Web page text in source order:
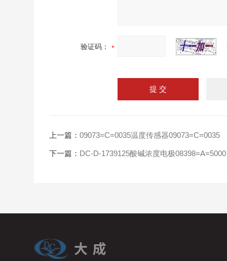
验证码：
上一篇：09073=C=0035温度传感器09073=C=0035
下一篇： DC-D-1739125酸碱浓度电极08398=A=5000